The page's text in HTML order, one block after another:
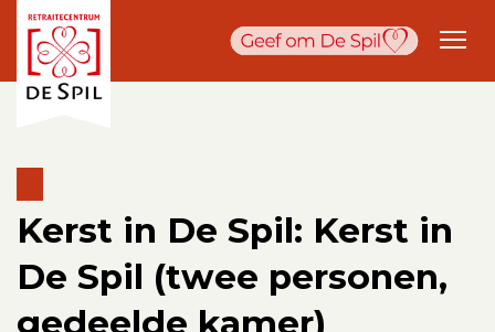
Kerst in De Spil: Kerst in
De Spil (twee personen,
gedeelde kamer)